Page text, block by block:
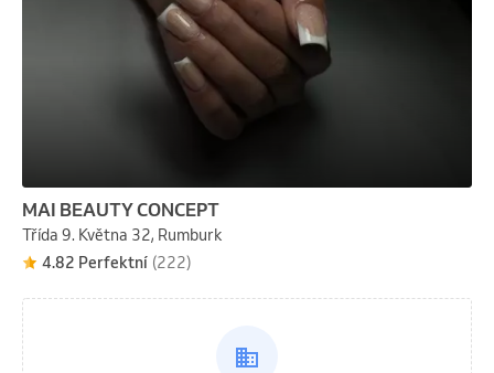
MAI BEAUTY CONCEPT
Třída 9. Května 32, Rumburk
4.82 Perfektní (222)